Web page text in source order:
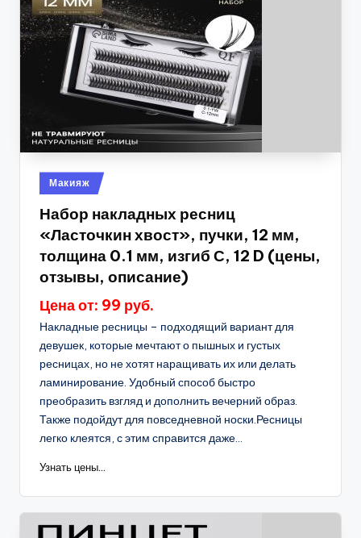
Опубликовано
в
Макияж
Набор накладных ресниц
«Ласточкин хвост», пучки, 12 мм,
толщина 0.1 мм, изгиб С, 12 D (цены,
отзывы, описание)
Цена от: 99 руб.
Накладные ресницы – подходящий вариант для
девушек, которые мечтают о пышных и густых
ресницах, но не хотят наращивать их или делать
ламинирование. Удобный способ быстро
преобразить взгляд и дополнить вечерний образ.
Также подойдут для повседневной носки.Ресницы
легко клеятся, с этим справится даже...
Узнать цены...